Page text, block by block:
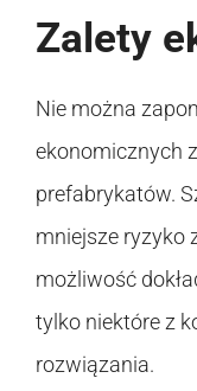
Zalety
Nie można
ekonomicznych
prefabrykatów.
mniejsze ryzyko
możliwość
tylko niektóre z
rozwiązania.